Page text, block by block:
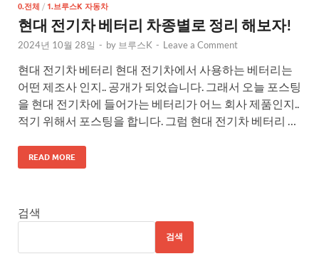
0.전체 / 1.브루스K 자동차
현대 전기차 베터리 차종별로 정리 해보자!
2024년 10월 28일 - by 브루스K - Leave a Comment
현대 전기차 베터리 현대 전기차에서 사용하는 베터리는
어떤 제조사 인지.. 공개가 되었습니다. 그래서 오늘 포스팅
을 현대 전기차에 들어가는 베터리가 어느 회사 제품인지..
적기 위해서 포스팅을 합니다. 그럼 현대 전기차 베터리 …
READ MORE
검색
검색